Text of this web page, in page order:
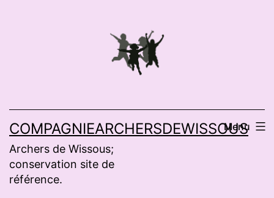
COMPAGNIEARCHERSDEWISSOUS
Archers de Wissous;
conservation site de
référence.
Menu